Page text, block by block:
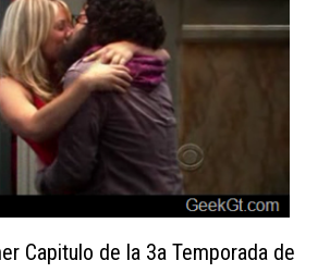
Capitulo de la 3a Temporada de